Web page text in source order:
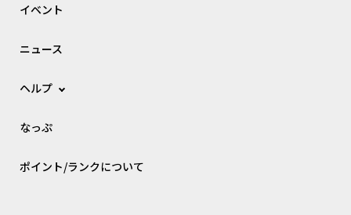
イベント
ニュース
ヘルプ
なっぷ
ポイント/ランクについて